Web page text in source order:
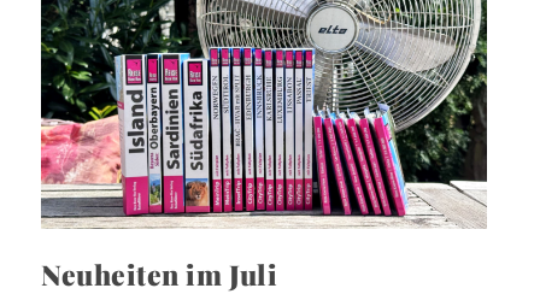
g
e
Neuheiten im Juli